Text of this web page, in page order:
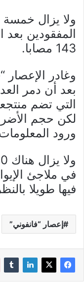
ولا يزال
المفقودين
143 مصابا.
وغادر الإعصار
بعد أن دمر
التي تضم
لكن حجم
ورود
في ملاجئ
فيها طويلا
إعصار “فانفوني”